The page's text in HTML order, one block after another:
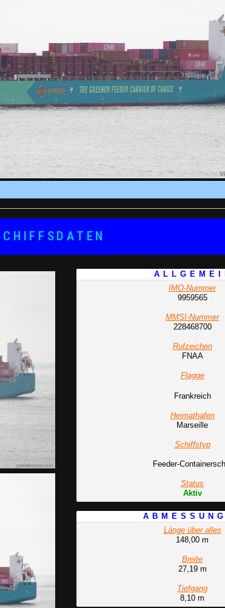
A L L G E M E I
IMO-Nummer
9959565
MMSI-Nummer
228468700
Rufzeichen
FNAA
Flagge
Frankreich
Heimathafen
Marseille
Schiffstyp
Feeder-
Status
Aktiv
A B M E S S U N
Länge über alles
148,00 m
Breite
27,19 m
Tiefgang
8,10 m